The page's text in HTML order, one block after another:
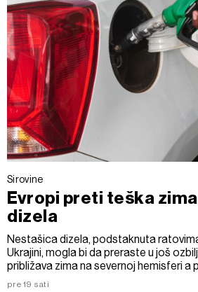
Sirovine
Evropi preti teška
dizela
Nestašica dizela, podstaknuta
Ukrajini, mogla bi da preraste u još
približava zima na severnoj hemisferi a
pre 19 sati